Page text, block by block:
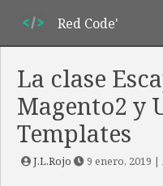
Red Code'
La clase
Magento2 y
Templates
J.L.Rojo 9 enero, 2019 |